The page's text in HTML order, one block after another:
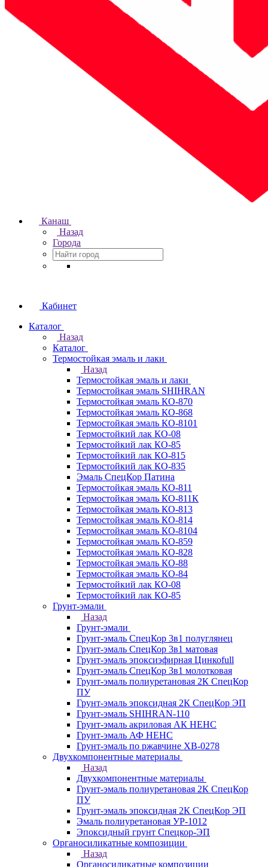
Канаш
Назад
Города
Кабинет
Каталог
Назад
Каталог
Термостойкая эмаль и лаки
Назад
Термостойкая эмаль и лаки
Термостойкая эмаль SHIHRAN
Термостойкая эмаль КО-870
Термостойкая эмаль КО-868
Термостойкая эмаль КО-8101
Термостойкий лак КО-08
Термостойкий лак КО-85
Термостойкий лак КО-815
Термостойкий лак КО-835
Эмаль СпецКор Патина
Термостойкая эмаль КО-811
Термостойкая эмаль КО-811К
Термостойкая эмаль КО-813
Термостойкая эмаль КО-814
Термостойкая эмаль КО-8104
Термостойкая эмаль КО-859
Термостойкая эмаль КО-828
Термостойкая эмаль КО-88
Термостойкая эмаль КО-84
Термостойкий лак КО-08
Термостойкий лак КО-85
Грунт-эмали
Назад
Грунт-эмали
Грунт-эмаль СпецКор 3в1 полуглянец
Грунт-эмаль СпецКор 3в1 матовая
Грунт-эмаль эпоксиэфирная Цинкоfull
Грунт-эмаль СпецКор 3в1 молотковая
Грунт-эмаль полиуретановая 2К СпецКор
ПУ
Грунт-эмаль эпоксидная 2К СпецКор ЭП
Грунт-эмаль SHIHRAN-110
Грунт-эмаль акриловая АК НЕНС
Грунт-эмаль АФ НЕНС
Грунт-эмаль по ржавчине ХВ-0278
Двухкомпонентные материалы
Назад
Двухкомпонентные материалы
Грунт-эмаль полиуретановая 2К СпецКор
ПУ
Грунт-эмаль эпоксидная 2К СпецКор ЭП
Эмаль полиуретановая УР-1012
Эпоксидный грунт Спецкор-ЭП
Органосиликатные композиции
Назад
Органосиликатные композиции